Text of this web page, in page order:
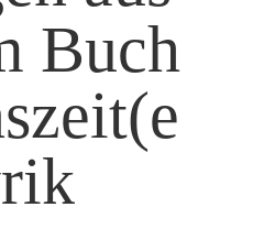
Buch